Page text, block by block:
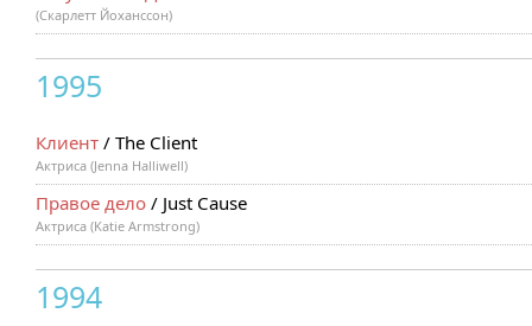
(Скарлетт Йоханссон)
1995
Клиент / The Client
Актриса (Jenna Halliwell)
Правое дело / Just Cause
Актриса (Katie Armstrong)
1994